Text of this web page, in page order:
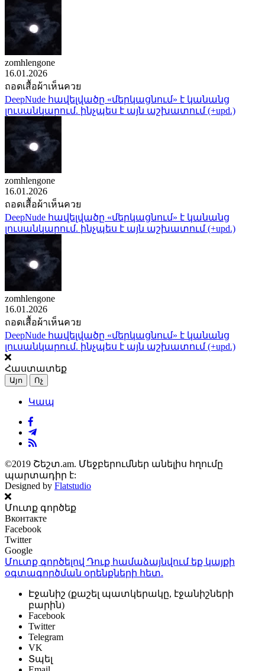
zomhlengone
16.01.2026
ถอดเสื้อผ้าเห็นควย
DeepNude հավելվածը «մերկացնում» է կանանց
լուսանկարում. ինչպես է այն աշխատում (+upd.)
zomhlengone
16.01.2026
ถอดเสื้อผ้าเห็นควย
DeepNude հավելվածը «մերկացնում» է կանանց
լուսանկարում. ինչպես է այն աշխատում (+upd.)
zomhlengone
16.01.2026
ถอดเสื้อผ้าเห็นควย
DeepNude հավելվածը «մերկացնում» է կանանց
լուսանկարում. ինչպես է այն աշխատում (+upd.)
Հաստատեք
Այո Ոչ
Կապ
©2019 Շեշտ.am. Մեջբերումներ անելիս հղումը
պարտադիր է:
Designed by Flatstudio
Մուտք գործեք
Вконтакте
Facebook
Twitter
Google
Մուտք գործելով Դուք համաձայնվում եք կայքի
օգտագործման օրենքների հետ.
Էջանիշ (քաշել պատկերակը, էջանիշների
բարին)
Facebook
Twitter
Telegram
VK
Տպել